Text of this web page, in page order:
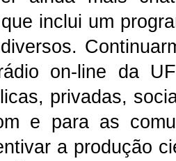
inclui um
on-line da
privadas,
e para as
a produção